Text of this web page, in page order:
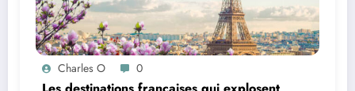
Charles O 0